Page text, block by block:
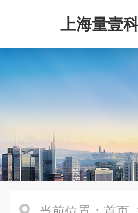
上海量壹